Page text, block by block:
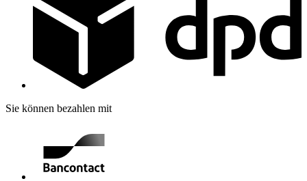
Sie können bezahlen mit